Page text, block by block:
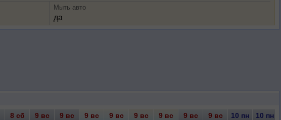
Мыть авто
да
8 сб 9 вс 9 вс 9 вс 9 вс 9 вс 9 вс 9 вс 9 вс 10 пн 10 пн